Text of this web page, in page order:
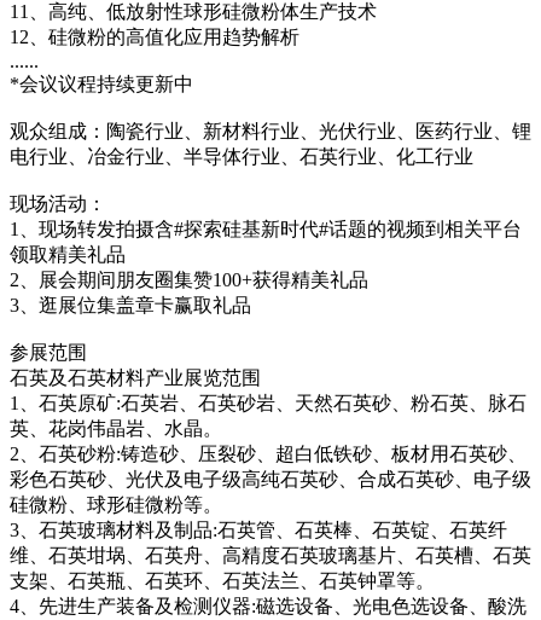
11、高纯、低放射性球形硅微粉体生产技术
12、硅微粉的高值化应用趋势解析
......
*会议议程持续更新中
观众组成：陶瓷行业、新材料行业、光伏行业、医药行业、锂
电行业、冶金行业、半导体行业、石英行业、化工行业
现场活动：
1、现场转发拍摄含#探索硅基新时代#话题的视频到相关平台
领取精美礼品
2、展会期间朋友圈集赞100+获得精美礼品
3、逛展位集盖章卡赢取礼品
参展范围
石英及石英材料产业展览范围
1、石英原矿:石英岩、石英砂岩、天然石英砂、粉石英、脉石
英、花岗伟晶岩、水晶。
2、石英砂粉:铸造砂、压裂砂、超白低铁砂、板材用石英砂、
彩色石英砂、光伏及电子级高纯石英砂、合成石英砂、电子级
硅微粉、球形硅微粉等。
3、石英玻璃材料及制品:石英管、石英棒、石英锭、石英纤
维、石英坩埚、石英舟、高精度石英玻璃基片、石英槽、石英
支架、石英瓶、石英环、石英法兰、石英钟罩等。
4、先进生产装备及检测仪器:磁选设备、光电色选设备、酸洗